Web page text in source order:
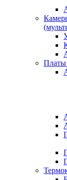
Платы